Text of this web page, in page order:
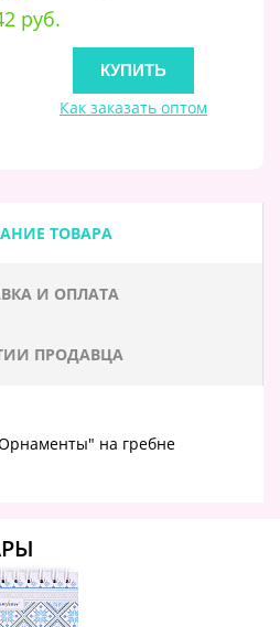
руб.
Как заказать оптом
ТОВАРА
И ОПЛАТА
ПРОДАВЦА
на гребне